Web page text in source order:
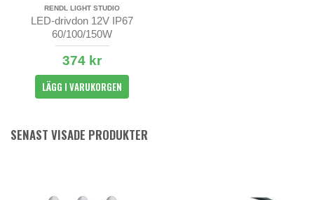
RENDL LIGHT STUDIO
LED-drivdon 12V IP67
60/100/150W
374 kr
LÄGG I VARUKORGEN
SENAST VISADE PRODUKTER